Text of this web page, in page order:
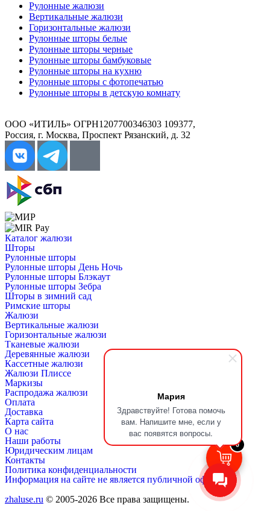
Мария
Здравствуйте! Готова помочь
вам. Напишите мне, если у
вас появятся вопросы.
Рулонные жалюзи
Вертикальные жалюзи
Горизонтальные жалюзи
Рулонные шторы белые
Рулонные шторы черные
Рулонные шторы бамбуковые
Рулонные шторы на кухню
Рулонные шторы с фотопечатью
Рулонные шторы в детскую комнату
ООО «ИТИЛЬ» ОГРН1207700346303 109377,
Россия, г. Москва, Проспект Рязанский, д. 32
Каталог жалюзи
Шторы
Рулонные шторы
Рулонные шторы День Ночь
Рулонные шторы Блэкаут
Рулонные шторы Зебра
Шторы в зимний сад
Римские шторы
Жалюзи
Вертикальные жалюзи
Горизонтальные жалюзи
Тканевые жалюзи
Деревянные жалюзи
Кассетные жалюзи
Жалюзи Плиссе
Маркизы
Распродажа жалюзи
Оплата
Доставка
Карта сайта
О нас
Наши работы
Юридическим лицам
Контакты
Политика конфиденциальности
Информация на сайте не является публичной офертой
zhaluse.ru © 2005-2026 Все права защищены.
0